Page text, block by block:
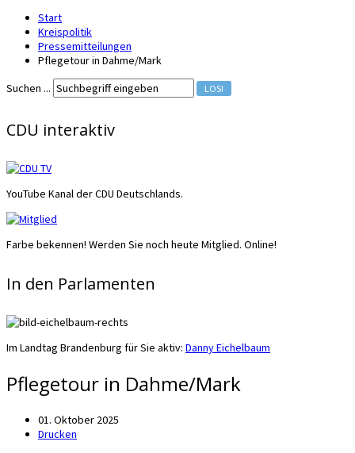
Start
Kreispolitik
Pressemitteilungen
Pflegetour in Dahme/Mark
Suchen ...
LOS!
CDU interaktiv
YouTube Kanal der CDU Deutschlands.
Farbe bekennen! Werden Sie noch heute Mitglied. Online!
In den Parlamenten
Im Landtag Brandenburg für Sie aktiv: Danny Eichelbaum
Pflegetour in Dahme/Mark
01. Oktober 2025
Drucken